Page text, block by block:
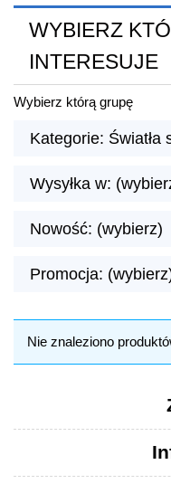
WYBIERZ
INTERESUJE
Wybierz którą grupę
Kategorie: Światła
Wysyłka w:
Nowość: (wybierz)
Promocja:
Nie znaleziono